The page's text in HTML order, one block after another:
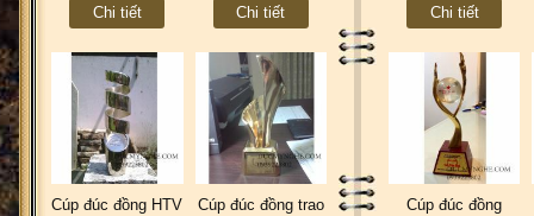
CD009
Chi tiết
CD008
Chi tiết Chi tiết
Cúp đúc đồng HTV
Cúp đúc đồng trao
Cúp đúc đồng